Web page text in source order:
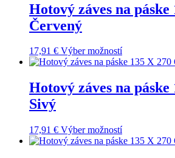
Hotový záves na
Červený
17,91 € Výber možností
Hotový záves na
Sivý
17,91 € Výber možností